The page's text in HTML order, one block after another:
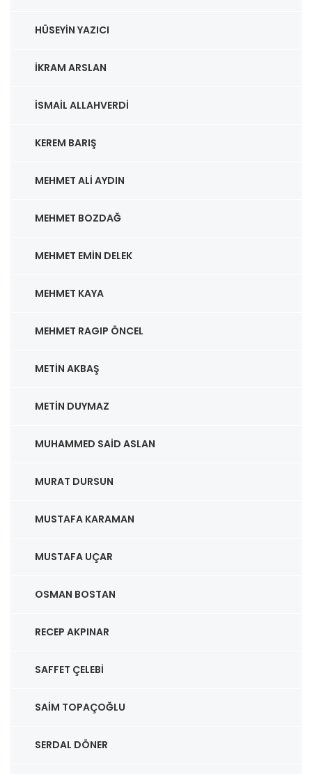
HÜSEYIN YAZICI
İKRAM ARSLAN
İSMAIL ALLAHVERDI
KEREM BARIŞ
MEHMET ALI AYDIN
MEHMET BOZDAĞ
MEHMET EMIN DELEK
MEHMET KAYA
MEHMET RAGIP ÖNCEL
METIN AKBAŞ
METIN DUYMAZ
MUHAMMED SAID ASLAN
MURAT DURSUN
MUSTAFA KARAMAN
MUSTAFA UÇAR
OSMAN BOSTAN
RECEP AKPINAR
SAFFET ÇELEBI
SAIM TOPAÇOĞLU
SERDAL DÖNER